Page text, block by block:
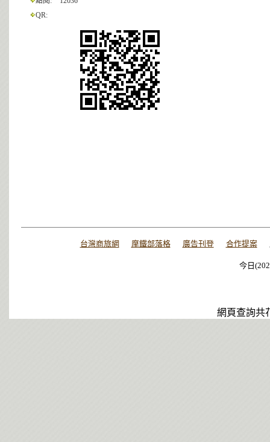
QR:
台灣商旅網 摩鐵部落格 廣告刊登 合作提案
今日
網頁查詢共